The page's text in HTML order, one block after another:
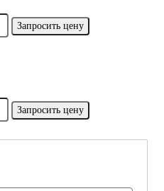
Запросить цену
Запросить цену